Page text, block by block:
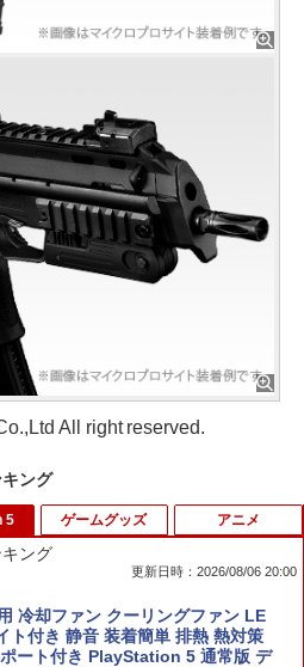
All right reserved.
ング
スプラトゥーン レイダース【Swi
】 BEEPAADLA [BEEPAADLA]
5
ング
更新日時：2026/08/06 20:00
冷却ファン クーリングファン LE
ト付き 静音 装着簡単 排熱 熱対策
ート付き PlayStation 5 通常版 デ
ゲームグッズ アニメ